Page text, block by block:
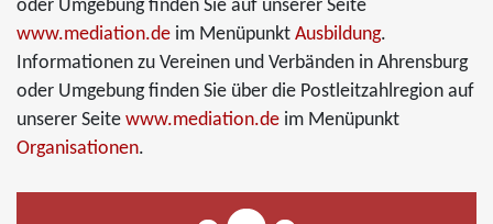
oder Umgebung finden Sie auf unserer Seite
www.mediation.de im Menüpunkt Ausbildung.
Informationen zu Vereinen und Verbänden in Ahrensburg
oder Umgebung finden Sie über die Postleitzahlregion auf
unserer Seite www.mediation.de im Menüpunkt
Organisationen.